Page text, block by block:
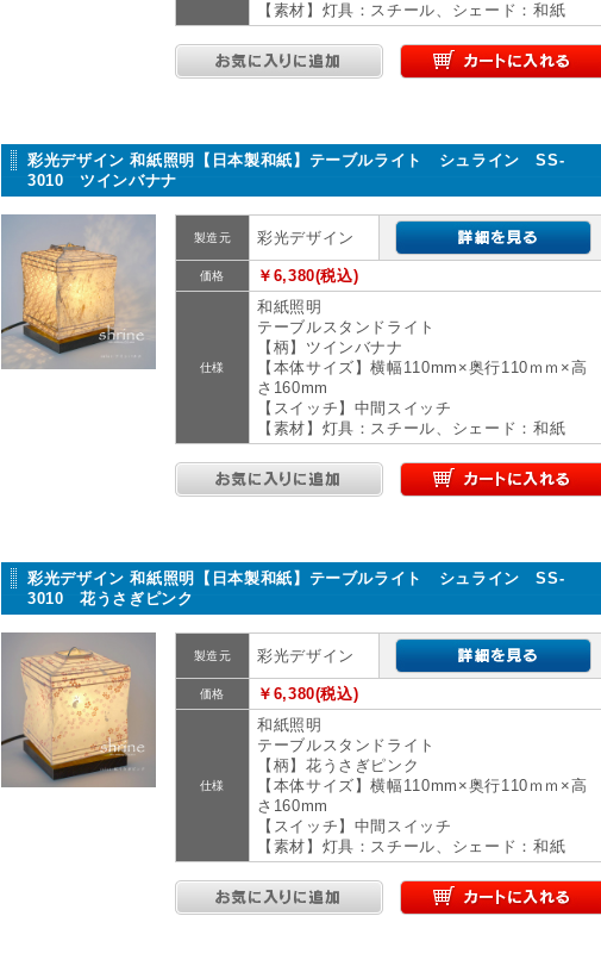
【素材】灯具：スチール、シェード：和紙
彩光デザイン 和紙照明【日本製和紙】テーブルライト シュライン SS-
3010 ツインバナナ
製造元 彩光デザイン
価格 ￥6,380(税込)
仕様
和紙照明
テーブルスタンドライト
【柄】ツインバナナ
【本体サイズ】横幅110mm×奥行110ｍｍ×高
さ160mm
【スイッチ】中間スイッチ
【素材】灯具：スチール、シェード：和紙
彩光デザイン 和紙照明【日本製和紙】テーブルライト シュライン SS-
3010 花うさぎピンク
製造元 彩光デザイン
価格 ￥6,380(税込)
仕様
和紙照明
テーブルスタンドライト
【柄】花うさぎピンク
【本体サイズ】横幅110mm×奥行110ｍｍ×高
さ160mm
【スイッチ】中間スイッチ
【素材】灯具：スチール、シェード：和紙